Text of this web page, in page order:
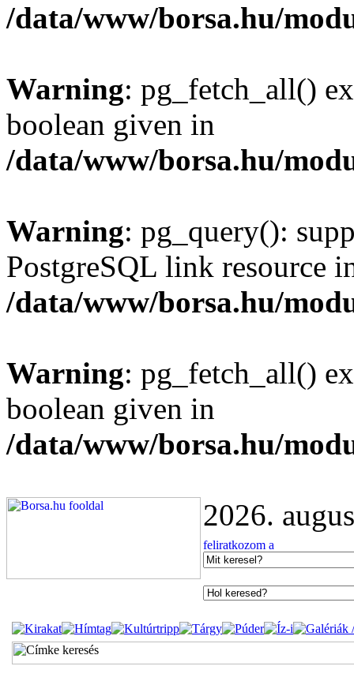
/data/www/borsa.hu/
Warning: pg_fetch_all()
boolean given in
/data/www/borsa.hu/
Warning: pg_query():
PostgreSQL link resource
/data/www/borsa.hu/
Warning: pg_fetch_all()
boolean given in
/data/www/borsa.hu/
2026.